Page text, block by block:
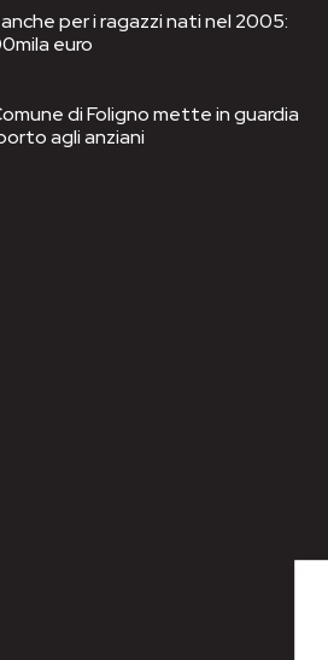
per i ragazzi nati nel 2005:
euro
di Foligno mette in guardia
agli anziani